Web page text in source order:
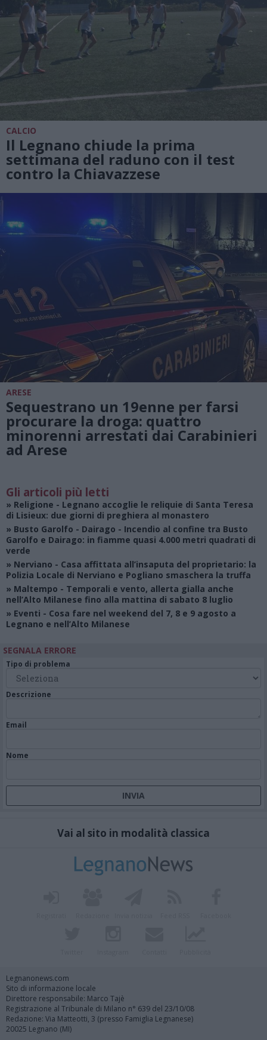
CALCIO
Il Legnano chiude la prima
settimana del raduno con il test
contro la Chiavazzese
ARESE
Sequestrano un 19enne per farsi
procurare la droga: quattro
minorenni arrestati dai Carabinieri
ad Arese
Gli articoli più letti
» Religione - Legnano accoglie le reliquie di Santa Teresa
di Lisieux: due giorni di preghiera al monastero
» Busto Garolfo - Dairago - Incendio al confine tra Busto
Garolfo e Dairago: in fiamme quasi 4.000 metri quadrati di
verde
» Nerviano - Casa affittata all’insaputa del proprietario: la
Polizia Locale di Nerviano e Pogliano smaschera la truffa
» Maltempo - Temporali e vento, allerta gialla anche
nell’Alto Milanese fino alla mattina di sabato 8 luglio
» Eventi - Cosa fare nel weekend del 7, 8 e 9 agosto a
Legnano e nell’Alto Milanese
SEGNALA ERRORE
Tipo di problema
Descrizione
Email
Nome
Vai al sito in modalità classica
Legnanonews.com
Sito di informazione locale
Direttore responsabile: Marco Tajè
Registrazione al Tribunale di Milano n° 639 del 23/10/08
Redazione: Via Matteotti, 3 (presso Famiglia Legnanese)
20025 Legnano (MI)